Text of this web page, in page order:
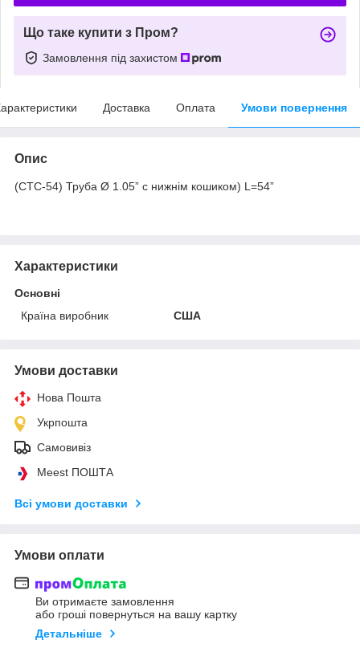
Що таке купити з Пром?
Замовлення під захистом
Доставка Оплата Умови повернення
Опис
(СТС-54) Труба Ø 1.05” с нижнім кошиком) L=54”
Характеристики
Основні
Країна виробник
США
Умови доставки
Нова Пошта
Укрпошта
Самовивіз
Meest ПОШТА
Всі умови доставки
Умови оплати
Ви отримаєте замовлення
або гроші повернуться на вашу картку
Детальніше